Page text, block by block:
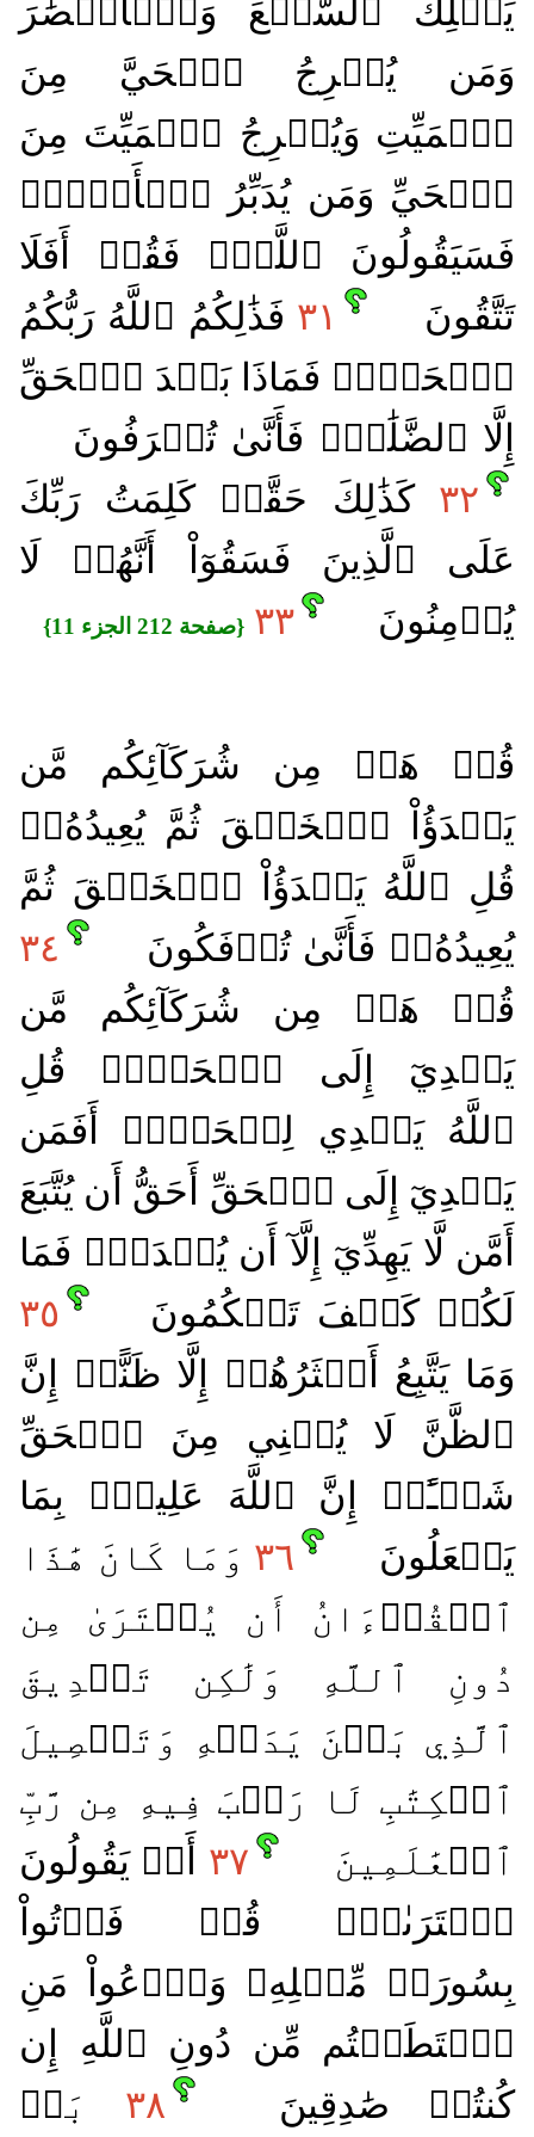
يَمۡلِكُ ٱلسَّمۡعَ وَٱلۡأَبۡصَٰرَ
وَمَن يُخۡرِجُ ٱلۡحَيَّ مِنَ
ٱلۡمَيِّتِ وَيُخۡرِجُ ٱلۡمَيِّتَ مِنَ
ٱلۡحَيِّ وَمَن يُدَبِّرُ ٱلۡأَمۡرَۚ
فَسَيَقُولُونَ ٱللَّهُۚ فَقُلۡ أَفَلَا
تَتَّقُونَ
٣١ فَذَٰلِكُمُ ٱللَّهُ رَبُّكُمُ
ٱلۡحَقُّۖ فَمَاذَا بَعۡدَ ٱلۡحَقِّ
إِلَّا ٱلضَّلَٰلُۖ فَأَنَّىٰ تُصۡرَفُونَ
٣٢ كَذَٰلِكَ حَقَّتۡ كَلِمَتُ رَبِّكَ
عَلَى ٱلَّذِينَ فَسَقُوٓاْ أَنَّهُمۡ لَا
يُؤۡمِنُونَ
٣٣ {صفحة 212 الجزء 11}
قُلۡ هَلۡ مِن شُرَكَآئِكُم مَّن
يَبۡدَؤُاْ ٱلۡخَلۡقَ ثُمَّ يُعِيدُهُۥۚ
قُلِ ٱللَّهُ يَبۡدَؤُاْ ٱلۡخَلۡقَ ثُمَّ
يُعِيدُهُۥۖ فَأَنَّىٰ تُؤۡفَكُونَ
٣٤
قُلۡ هَلۡ مِن شُرَكَآئِكُم مَّن
يَهۡدِيٓ إِلَى ٱلۡحَقِّۚ قُلِ
ٱللَّهُ يَهۡدِي لِلۡحَقِّۗ أَفَمَن
يَهۡدِيٓ إِلَى ٱلۡحَقِّ أَحَقُّ أَن يُتَّبَعَ
أَمَّن لَّا يَهِدِّيٓ إِلَّآ أَن يُهۡدَىٰۖ فَمَا
لَكُمۡ كَيۡفَ تَحۡكُمُونَ
٣٥
وَمَا يَتَّبِعُ أَكۡثَرُهُمۡ إِلَّا ظَنًّاۚ إِنَّ
ٱلظَّنَّ لَا يُغۡنِي مِنَ ٱلۡحَقِّ
شَيۡـًٔاۚ إِنَّ ٱللَّهَ عَلِيمُۢ بِمَا
يَفۡعَلُونَ
٣٦ وَمَا كَانَ هَٰذَا
ٱلۡقُرۡءَانُ أَن يُفۡتَرَىٰ مِن
دُونِ ٱللَّهِ وَلَٰكِن تَصۡدِيقَ
ٱلَّذِي بَيۡنَ يَدَيۡهِ وَتَفۡصِيلَ
ٱلۡكِتَٰبِ لَا رَيۡبَ فِيهِ مِن رَّبِّ
ٱلۡعَٰلَمِينَ
٣٧ أَمۡ يَقُولُونَ
ٱفۡتَرَىٰهُۖ قُلۡ فَأۡتُواْ
بِسُورَةٖ مِّثۡلِهِۦ وَٱدۡعُواْ مَنِ
ٱسۡتَطَعۡتُم مِّن دُونِ ٱللَّهِ إِن
كُنتُمۡ صَٰدِقِينَ
٣٨ بَلۡ